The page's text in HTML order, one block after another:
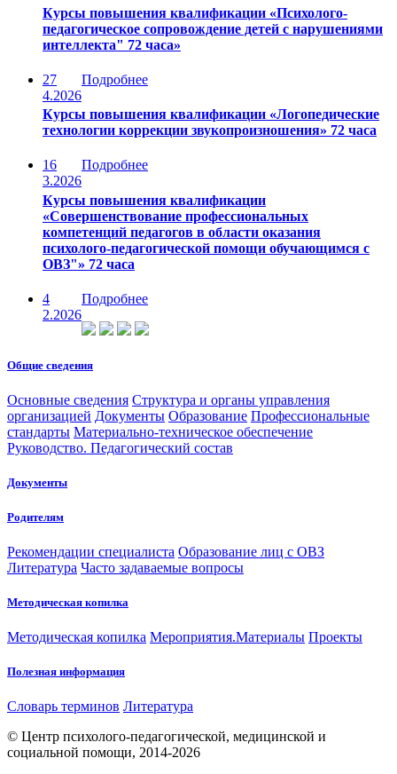
Курсы повышения квалификации «Психолого-
педагогическое сопровождение детей с нарушениями
интеллекта" 72 часа»
27
4.2026
Подробнее
Курсы повышения квалификации «Логопедические
технологии коррекции звукопроизношения» 72 часа
16
3.2026
Подробнее
Курсы повышения квалификации
«Совершенствование профессиональных
компетенций педагогов в области оказания
психолого-педагогической помощи обучающимся с
ОВЗ"» 72 часа
4
2.2026
Подробнее
Общие сведения
Основные сведения Структура и органы управления
организацией Документы Образование Профессиональные
стандарты Материально-техническое обеспечение
Руководство. Педагогический состав
Документы
Родителям
Рекомендации специалиста Образование лиц с ОВЗ
Литература Часто задаваемые вопросы
Методическая копилка
Методическая копилка Мероприятия.Материалы Проекты
Полезная информация
Словарь терминов Литература
© Центр психолого-педагогической, медицинской и
социальной помощи, 2014-2026